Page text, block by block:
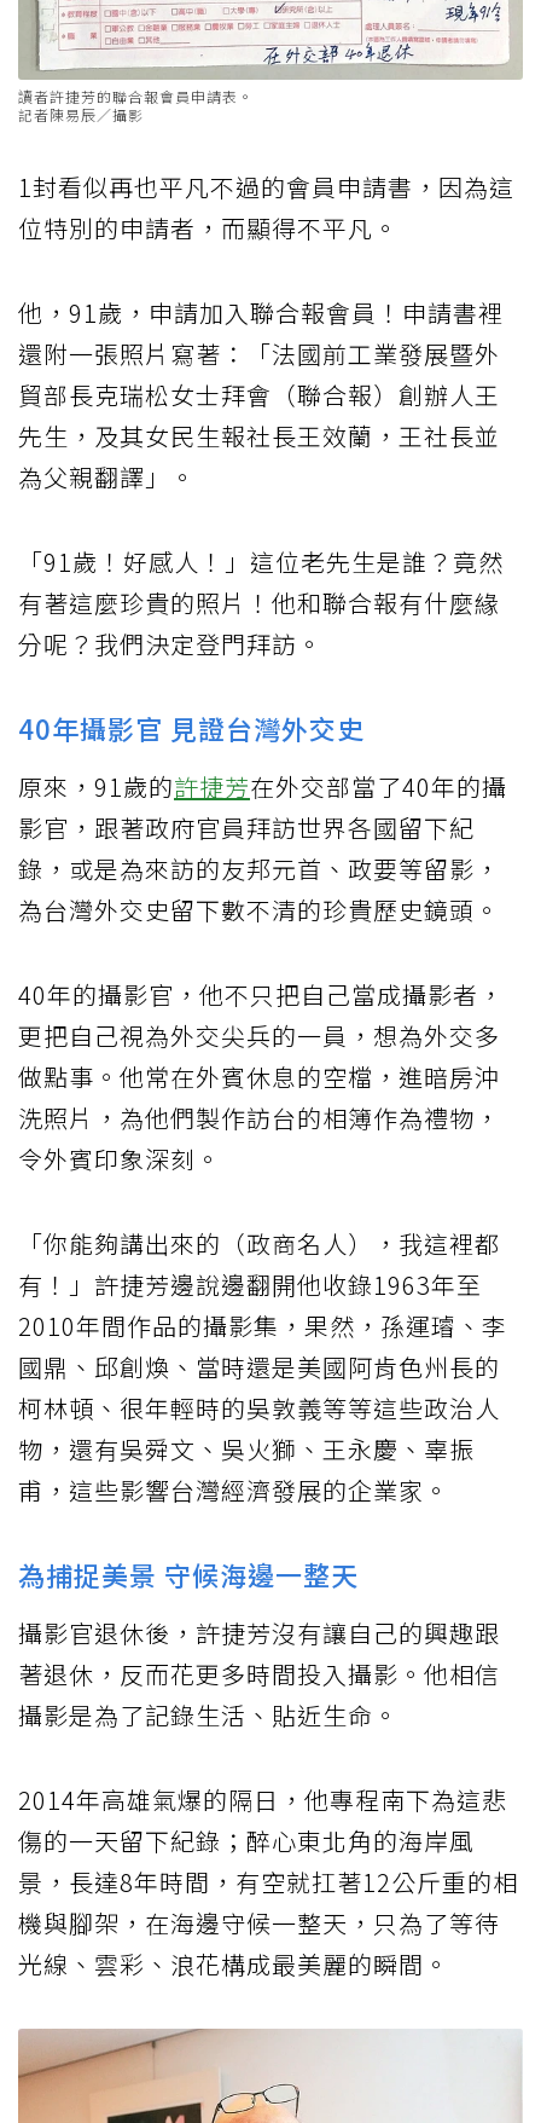
讀者許捷芳的聯合報會員申請表。
記者陳易辰／攝影
1封看似再也平凡不過的會員申請書，因為這
位特別的申請者，而顯得不平凡。
他，91歲，申請加入聯合報會員！申請書裡
還附一張照片寫著：「法國前工業發展暨外
貿部長克瑞松女士拜會（聯合報）創辦人王
先生，及其女民生報社長王效蘭，王社長並
為父親翻譯」。
「91歲！好感人！」這位老先生是誰？竟然
有著這麼珍貴的照片！他和聯合報有什麼緣
分呢？我們決定登門拜訪。
40年攝影官 見證台灣外交史
原來，91歲的許捷芳在外交部當了40年的攝
影官，跟著政府官員拜訪世界各國留下紀
錄，或是為來訪的友邦元首、政要等留影，
為台灣外交史留下數不清的珍貴歷史鏡頭。
40年的攝影官，他不只把自己當成攝影者，
更把自己視為外交尖兵的一員，想為外交多
做點事。他常在外賓休息的空檔，進暗房沖
洗照片，為他們製作訪台的相簿作為禮物，
令外賓印象深刻。
「你能夠講出來的（政商名人），我這裡都
有！」許捷芳邊說邊翻開他收錄1963年至
2010年間作品的攝影集，果然，孫運璿、李
國鼎、邱創煥、當時還是美國阿肯色州長的
柯林頓、很年輕時的吳敦義等等這些政治人
物，還有吳舜文、吳火獅、王永慶、辜振
甫，這些影響台灣經濟發展的企業家。
為捕捉美景 守候海邊一整天
攝影官退休後，許捷芳沒有讓自己的興趣跟
著退休，反而花更多時間投入攝影。他相信
攝影是為了記錄生活、貼近生命。
2014年高雄氣爆的隔日，他專程南下為這悲
傷的一天留下紀錄；醉心東北角的海岸風
景，長達8年時間，有空就扛著12公斤重的相
機與腳架，在海邊守候一整天，只為了等待
光線、雲彩、浪花構成最美麗的瞬間。